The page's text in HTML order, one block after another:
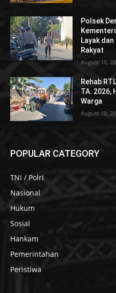
Polsek
Layak
Rakyat
August 10,
Rehab
TA. 2026,
Warga
August 10,
POPULAR CATEGORY
TNI / Polri
Nasional
Hukum
Sosial
Hankam
Pemerintahan
Peristiwa